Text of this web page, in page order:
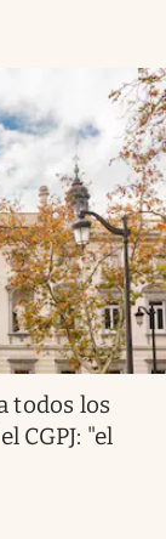
todos los
CGPJ: "el